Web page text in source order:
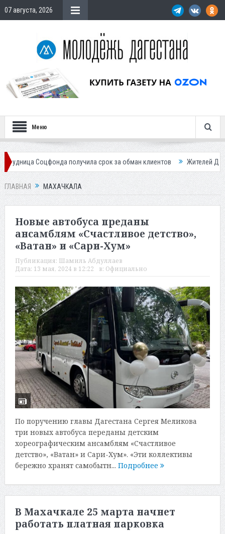
07 августа, 2026
Меню
получила срок за обман клиентов Жителей Дагестана приглашает
ГЛАВНАЯ МАХАЧКАЛА
Новые автобуса преданы
ансамблям «Счастливое детство»,
«Ватан» и «Сари-Хум»
Публикация: Шамиль Абдуллаев
Дата: 13 мая, 2024 в 12:22 в: Официально
По поручению главы Дагестана Сергея Меликова
три новых автобуса переданы детским
хореографическим ансамблям «Счастливое
детство», «Ватан» и Сари-Хум». «Эти коллективы
бережно хранят самобытн... Подробнее
В Махачкале 25 марта начнет
работать платная парковка